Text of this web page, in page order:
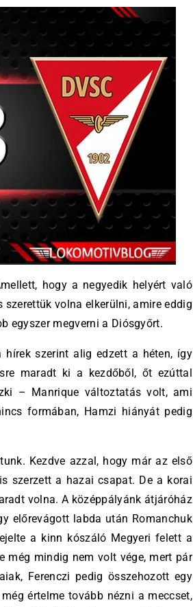
hogy a negyedik helyért való
volna elkerülni, amire eddig
egyszer megverni a Diósgyőrt.
hírek szerint alig edzett a héten, így
maradt ki a kezdőből, őt ezúttal
– Manrique változtatás volt, ami
formában, Hamzi hiányát pedig
Kezdve azzal, hogy már az első
szerzett a hazai csapat. De a korai
volna. A középpályánk átjáróház
előrevágott labda után Romanchuk
a kinn kószáló Megyeri felett a
még mindig nem volt vége, mert pár
Ferenczi pedig összehozott egy
értelme tovább nézni a meccset,